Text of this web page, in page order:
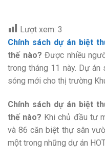
Lượt xem: 3
Chính sách dự án biệt
thế nào? Được nhiều
trong tháng 11 này. Dự án
sóng mới cho thị trường
Chính sách dự án biệt
thế nào? Khi chủ đầu tư
và 86 căn biệt thự sân
một trong những dự án